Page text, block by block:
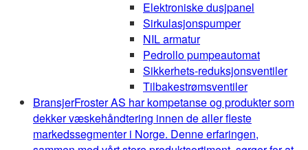
Elektroniske dusjpanel
Sirkulasjonspumper
NIL armatur
Pedrollo pumpeautomat
Sikkerhets-reduksjonsventiler
Tilbakestrømsventiler
BransjerFroster AS har kompetanse og produkter som
dekker væskehåndtering innen de aller fleste
markedssegmenter i Norge. Denne erfaringen,